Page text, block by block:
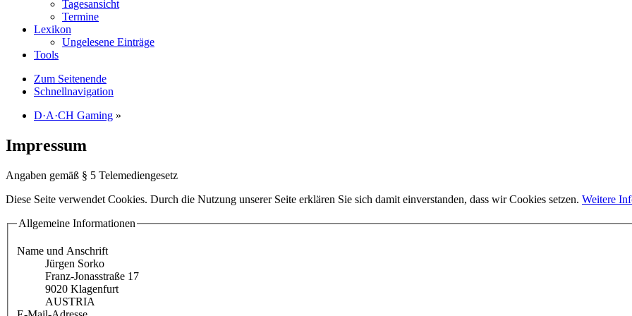
Tagesansicht
Termine
Lexikon
Ungelesene Einträge
Tools
Zum Seitenende
Schnellnavigation
D·A·CH Gaming »
Impressum
Angaben gemäß § 5 Telemediengesetz
Diese Seite verwendet Cookies. Durch die Nutzung unserer Seite erklären Sie sich damit einverstanden, dass wir Cookies setzen. Weitere
Allgemeine Informationen
Name und Anschrift
Jürgen Sorko
Franz-Jonasstraße 17
9020 Klagenfurt
AUSTRIA